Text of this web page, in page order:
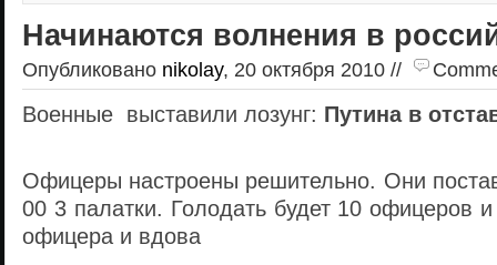
Начинаются волнения в
Опубликовано nikolay, 20 октября 2010 //
Военные выставили лозунг: Путина в
Офицеры настроены решительно. Они
00 3 палатки. Голодать будет 10 офицеров
офицера и вдова